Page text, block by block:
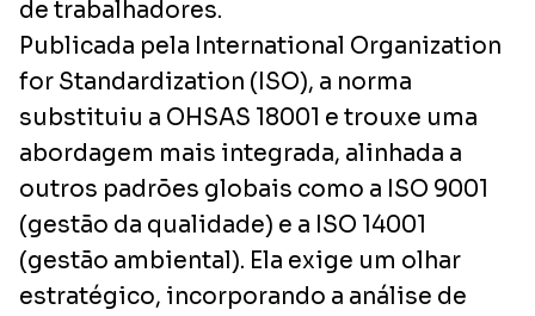
de trabalhadores.
Publicada pela International Organization
for Standardization (ISO), a norma
substituiu a OHSAS 18001 e trouxe uma
abordagem mais integrada, alinhada a
outros padrões globais como a ISO 9001
(gestão da qualidade) e a ISO 14001
(gestão ambiental). Ela exige um olhar
estratégico, incorporando a análise de